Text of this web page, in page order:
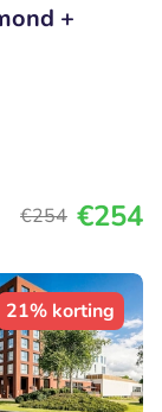
+
€254 €254
21% korting